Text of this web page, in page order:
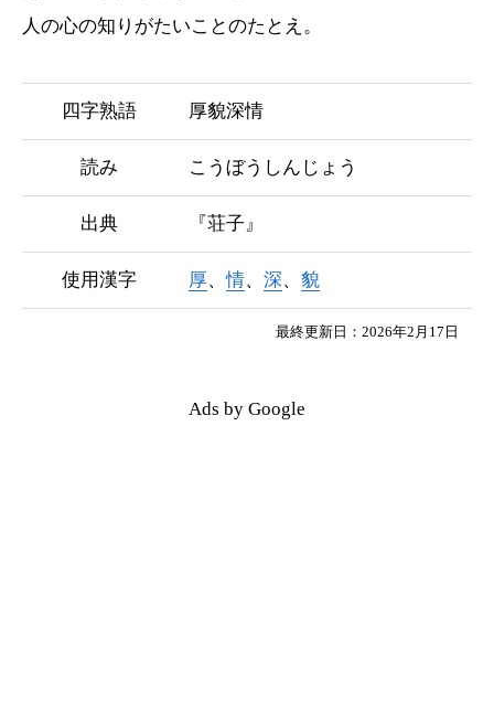
人の心の知りがたいことのたとえ。
四字熟語 厚貌深情
読み こうぼうしんじょう
出典 『荘子』
使用漢字 厚、情、 深、 貌
最終更新日：2026年2月17日
Ads by Google